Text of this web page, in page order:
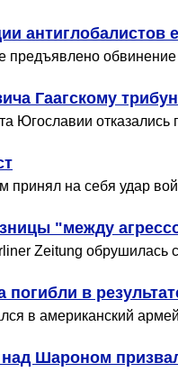
антиглобалистов
обвинение
Гаагскому
Югославии
принял на себя удар
"между
Zeitung
в
в американский
Шароном